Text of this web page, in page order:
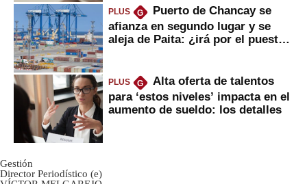
PLUS G
Puerto de Chancay se
afianza en segundo lugar y se
aleja de Paita: ¿irá por el puesto
PLUS G
Alta oferta de talentos
para ‘estos niveles’ impacta en el
aumento de sueldo: los detalles
Gestión
Director Periodístico (e)